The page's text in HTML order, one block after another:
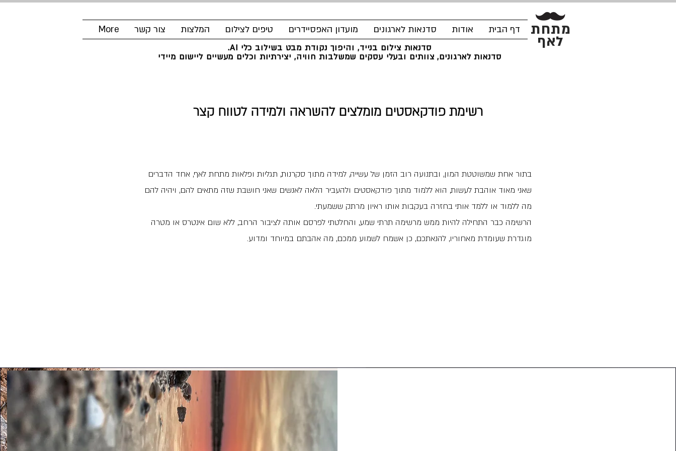
דף הבית אודות סדנאות לארגונים מועדון האפסיידרים טיפים לצילום המלצות צור קשר More
סדנאות צילום בנייד, והיפוך נקודת מבט בשילוב כלי AI.
סדנאות לארגונים, צוותים ובעלי עסקים שמשלבות חוויה, יצירתיות וכלים מעשיים ליישום מיידי
מתחת
לאף
רשימת פודקאסטים מומלצים להשראה ולמידה לטווח קצר
בתור אחת שמשוטטת המון, ובתנועה רוב הזמן של עשייה, למידה מתוך סקרנות, תגליות ופלאות מתחת לאף, אחד הדברים
שאני מאוד אוהבת לעשות, הוא ללמוד מתוך פודקאסטים ולהעביר הלאה לאנשים שאני חושבת שזה מתאים להם, ויהיה להם
מה ללמוד או ללמד אותי בחזרה בעקבות אותו ראיון מרתק ששמעתי.
הרשימה כבר התחילה להיות ממש מרשימה תרתי שמע, והחלטתי לפרסם אותה לציבור הרחב, ללא שום אינטרס או מטרה
מוגדרת שעומדת מאחוריו, להנאתכם, כן אשמח לשמוע ממכם, מה אהבתם במיוחד ומדוע.